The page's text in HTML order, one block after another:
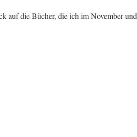
auf die Bücher, die ich im Novem­ber und